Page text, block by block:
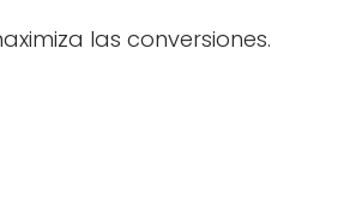
las conversiones.